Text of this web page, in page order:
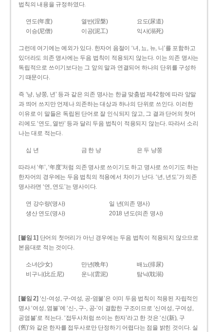
법칙의 내용을 규정하였다.
연도(年度) 열반(涅槃)
요도(尿道)
이승(尼僧)
이공(泥工) 익사(溺死)
그런데 여기에는 예외가 있다. 한자어 음절이 ‘녀, 뇨, 뉴, 니’를 포함하고
있더라도 의존 명사에는 두음 법칙이 적용되지 않는다. 이는 의존 명사는
독립적으로 쓰이기보다는 그 앞의 말과 연결되어 하나의 단위를 구성하
기 때문이다.
즉 ‘냥, 냥쭝, 년’ 등과 같은 의존 명사는 한글 맞춤법 제42항에 따라 앞말
과 띄어 쓰지만 언제나 의존하는 대상과 하나의 단위로 쓰인다. 이러한
이유로 이 말들은 독립된 단어로 잘 인식되지 않고, 그 결과 단어의 첫머
리에도 ‘연도, 열반’ 등과 달리 두음 법칙이 적용되지 않는다. 따라서 소리
나는 대로 적는다.
십 년 금 한 냥 은 두 냥쭝
따라서 ‘年’, ‘年度’처럼 의존 명사로 쓰이기도 하고 명사로 쓰이기도 하는
한자어의 경우에는 두음 법칙의 적용에서 차이가 난다. ‘년, 년도’가 의존
명사라면 ‘연, 연도’는 명사이다.
연 강수량(명사)
일 년(의존 명사)
생산 연도(명사)
2018 년도(의존 명사)
[붙임 1] 단어의 첫머리가 아닌 경우에는 두음 법칙이 적용되지 않으므로
본음대로 적는 것이다.
소녀(少女) 만년(晩年)
배뇨(排尿)
비구니(比丘尼)
운니(雲泥) 탐닉(耽溺)
[붙임 2] ‘신-여성, 구-여성, 공-염불’은 이미 두음 법칙이 적용된 자립적인
명사 ‘여성, 염불’에 ‘신-, 구-, 공-’이 결합한 구조이므로 ‘신여성, 구여성,
공염불’로 적는다. ‘접두사처럼 쓰이는 한자’라고 한 것은 ‘신(新), 구
(舊)’와 같은 한자를 접두사로만 단정하기 어렵다는 점을 밝힌 것이다. 실